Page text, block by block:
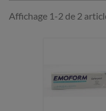
Affichage 1-2 de 2